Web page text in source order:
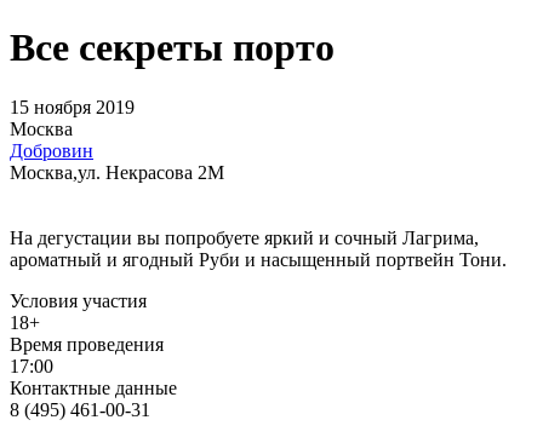
Все секреты порто
15 ноября 2019
Москва
Добровин
Москва,ул. Некрасова 2М
На дегустации вы попробуете яркий и сочный Лагрима,
ароматный и ягодный Руби и насыщенный портвейн Тони.
Условия участия
18+
Время проведения
17:00
Контактные данные
8 (495) 461-00-31